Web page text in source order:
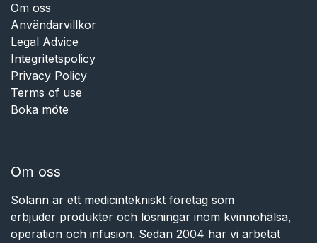
Om oss
Användarvillkor
Legal Advice
Integritetspolicy
Privacy Policy
Terms of use
Boka möte
Om oss
Solann är ett medicintekniskt företag som
erbjuder produkter och lösningar inom kvinnohälsa,
operation och infusion. Sedan 2004 har vi arbetat